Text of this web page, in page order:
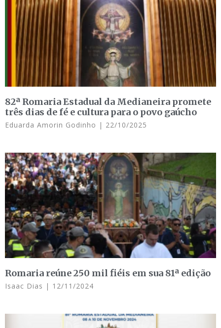
82ª Romaria Estadual da Medianeira promete
três dias de fé e cultura para o povo gaúcho
Eduarda Amorin Godinho 22/10/2025
Romaria reúne 250 mil fiéis em sua 81ª edição
Isaac Dias 12/11/2024